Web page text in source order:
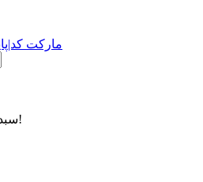
سبد خرید شما خالی است!